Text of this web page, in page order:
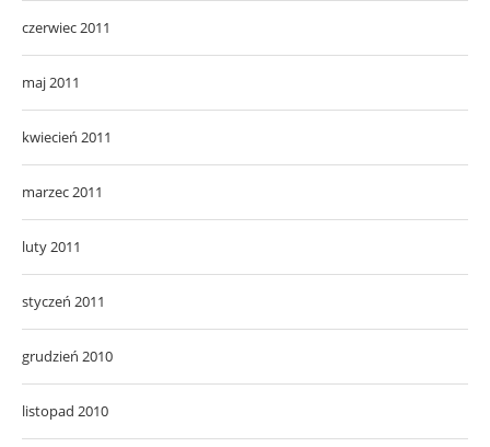
czerwiec 2011
maj 2011
kwiecień 2011
marzec 2011
luty 2011
styczeń 2011
grudzień 2010
listopad 2010